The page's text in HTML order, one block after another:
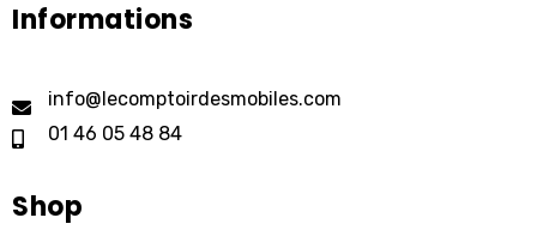
Informations
info@lecomptoirdesmobiles.com
01 46 05 48 84
Shop